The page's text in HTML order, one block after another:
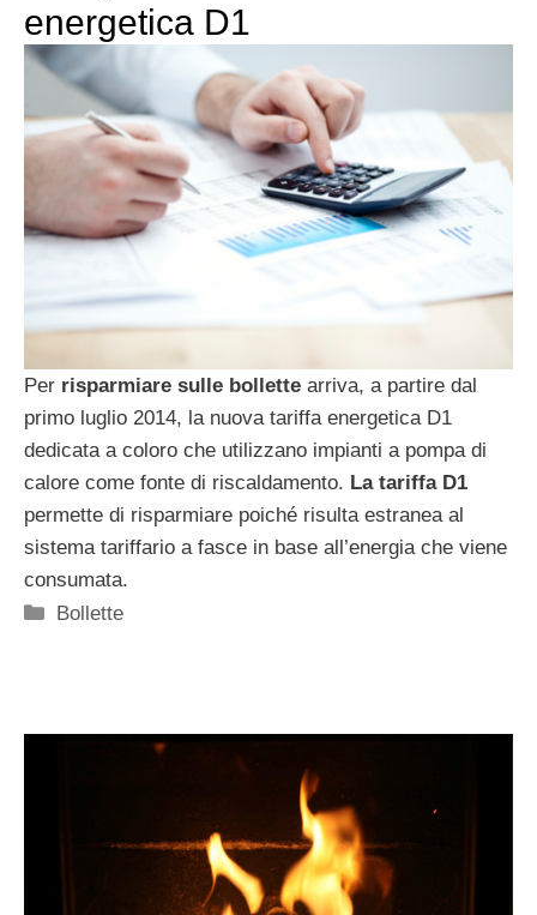
energetica D1
Per risparmiare sulle bollette arriva, a partire dal
primo luglio 2014, la nuova tariffa energetica D1
dedicata a coloro che utilizzano impianti a pompa di
calore come fonte di riscaldamento. La tariffa D1
permette di risparmiare poiché risulta estranea al
sistema tariffario a fasce in base all’energia che viene
consumata.
Categorie
Bollette